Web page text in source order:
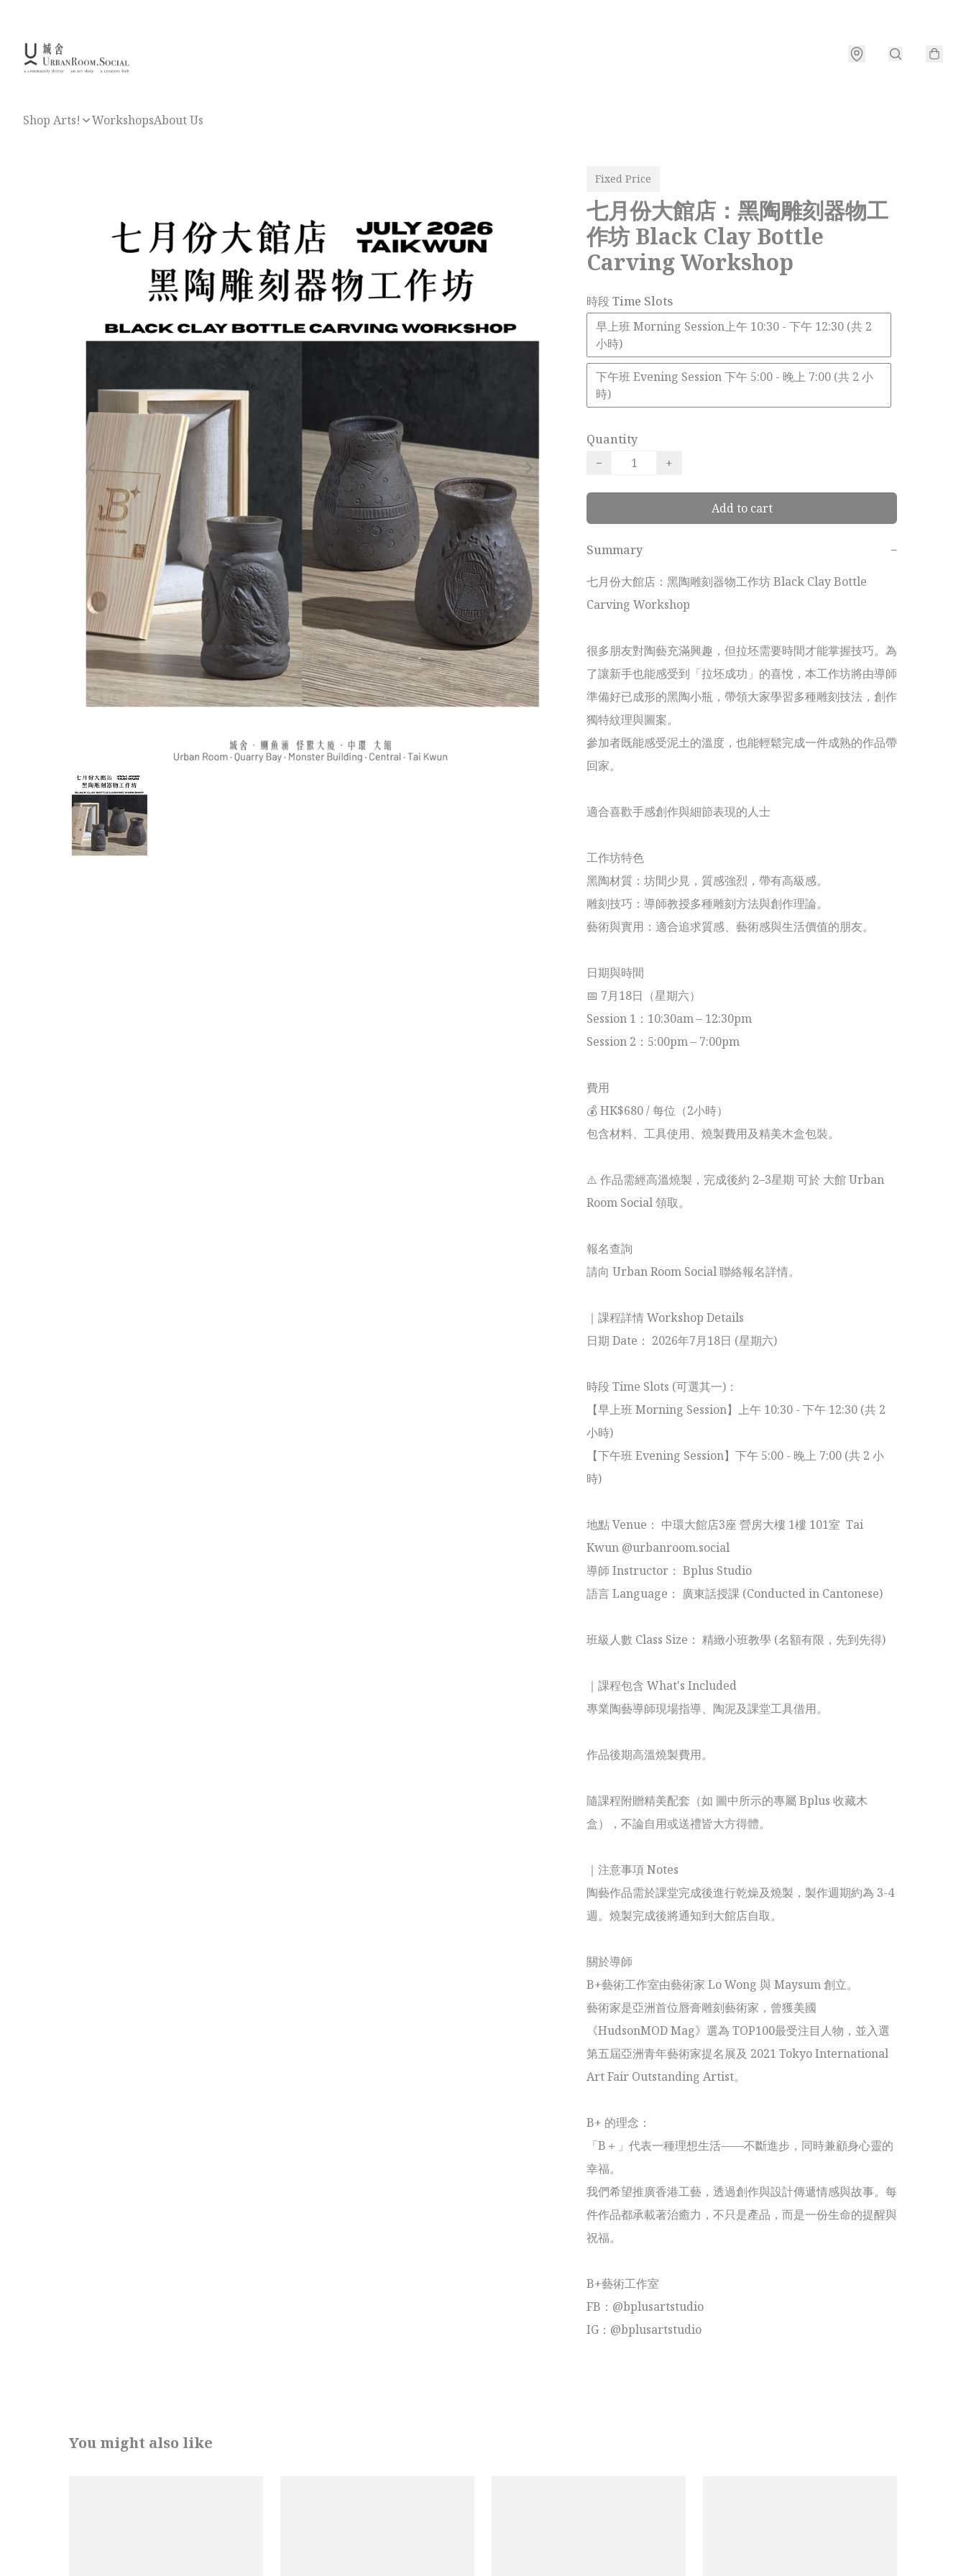
Shop Arts! WorkshopsAbout Us
Fixed Price
七月份大館店：黑陶雕刻器物工
作坊 Black Clay Bottle
Carving Workshop
時段 Time Slots
早上班 Morning Session上午 10:30 - 下午 12:30 (共 2
小時)
下午班 Evening Session 下午 5:00 - 晚上 7:00 (共 2 小
時)
Quantity
−
+
Add to cart
Summary
−
七月份大館店：黑陶雕刻器物工作坊 Black Clay Bottle
Carving Workshop
很多朋友對陶藝充滿興趣，但拉坯需要時間才能掌握技巧。為
了讓新手也能感受到「拉坯成功」的喜悅，本工作坊將由導師
準備好已成形的黑陶小瓶，帶領大家學習多種雕刻技法，創作
獨特紋理與圖案。
參加者既能感受泥土的溫度，也能輕鬆完成一件成熟的作品帶
回家。
適合喜歡手感創作與細節表現的人士
工作坊特色
黑陶材質：坊間少見，質感強烈，帶有高級感。
雕刻技巧：導師教授多種雕刻方法與創作理論。
藝術與實用：適合追求質感、藝術感與生活價值的朋友。
日期與時間
📅 7月18日（星期六）
Session 1：10:30am – 12:30pm
Session 2：5:00pm – 7:00pm
費用
💰 HK$680 / 每位（2小時）
包含材料、工具使用、燒製費用及精美木盒包裝。
⚠️ 作品需經高溫燒製，完成後約 2–3星期 可於 大館 Urban
Room Social 領取。
報名查詢
請向 Urban Room Social 聯絡報名詳情。
｜課程詳情 Workshop Details
日期 Date： 2026年7月18日 (星期六)
時段 Time Slots (可選其一)：
【早上班 Morning Session】上午 10:30 - 下午 12:30 (共 2
小時)
【下午班 Evening Session】下午 5:00 - 晚上 7:00 (共 2 小
時)
地點 Venue： 中環大館店3座 營房大樓 1樓 101室  Tai
Kwun @urbanroom.social
導師 Instructor： Bplus Studio
語言 Language： 廣東話授課 (Conducted in Cantonese)
班級人數 Class Size： 精緻小班教學 (名額有限，先到先得)
｜課程包含 What's Included
專業陶藝導師現場指導、陶泥及課堂工具借用。
作品後期高溫燒製費用。
隨課程附贈精美配套（如 圖中所示的專屬 Bplus 收藏木
盒），不論自用或送禮皆大方得體。
｜注意事項 Notes
陶藝作品需於課堂完成後進行乾燥及燒製，製作週期約為 3-4
週。燒製完成後將通知到大館店自取。
關於導師
B+藝術工作室由藝術家 Lo Wong 與 Maysum 創立。
藝術家是亞洲首位唇膏雕刻藝術家，曾獲美國
《HudsonMOD Mag》選為 TOP100最受注目人物，並入選
第五屆亞洲青年藝術家提名展及 2021 Tokyo International
Art Fair Outstanding Artist。
B+ 的理念：
「B＋」代表一種理想生活——不斷進步，同時兼顧身心靈的
幸福。
我們希望推廣香港工藝，透過創作與設計傳遞情感與故事。每
件作品都承載著治癒力，不只是產品，而是一份生命的提醒與
祝福。
B+藝術工作室
FB：@bplusartstudio
IG：@bplusartstudio
You might also like